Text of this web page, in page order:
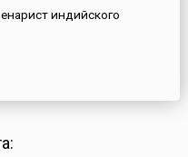
индийского